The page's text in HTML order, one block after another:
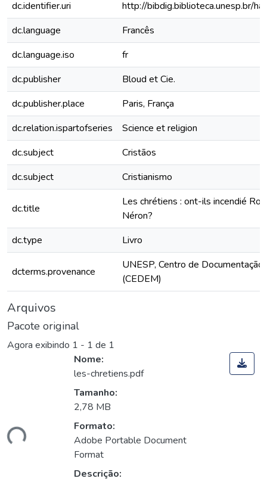
dc.identifier.uri
http://bibdig.biblioteca.unesp.br/
dc.language
Francês
dc.language.iso
fr
dc.publisher
Bloud et Cie.
dc.publisher.place
Paris, França
dc.relation.ispartofseries
Science et religion
dc.subject
Cristãos
dc.subject
Cristianismo
dc.title
Les chrétiens : ont-ils incendié
Néron?
dc.type
Livro
dcterms.provenance
UNESP, Centro de
(CEDEM)
Arquivos
Pacote original
Agora exibindo 1 - 1 de 1
Nome:
les-chretiens.pdf
Tamanho:
2,78 MB
Formato:
Adobe Portable Document
Format
Descrição: